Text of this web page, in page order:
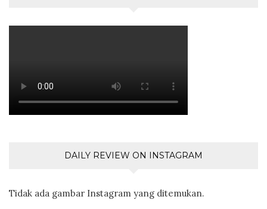
DAILY REVIEW ON INSTAGRAM
Tidak ada gambar Instagram yang ditemukan.